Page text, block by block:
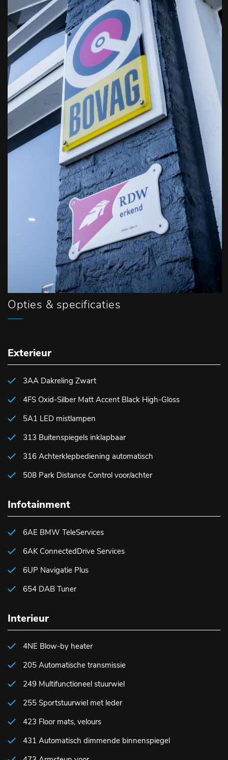
Opties & specificaties
Exterieur
3AA Dakreling Zwart
4FS Oxid-Silber Matt Accent Black High-Gloss
5A1 LED mistlampen
313 Buitenspiegels inklapbaar
316 Achterklepbediening automatisch
508 Park Distance Control voor/achter
Infotainment
6AE BMW TeleServices
6AK ConnectedDrive Services
6UP Navigatie Plus
654 DAB Tuner
Interieur
4NE Blow-by heater
205 Automatische transmissie
249 Multifunctioneel stuurwiel
255 Sportstuurwiel met leder
423 Floor mats, velours
431 Automatisch dimmende binnenspiegel